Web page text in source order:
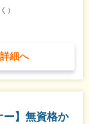
）
詳細へ
ー】無資格か